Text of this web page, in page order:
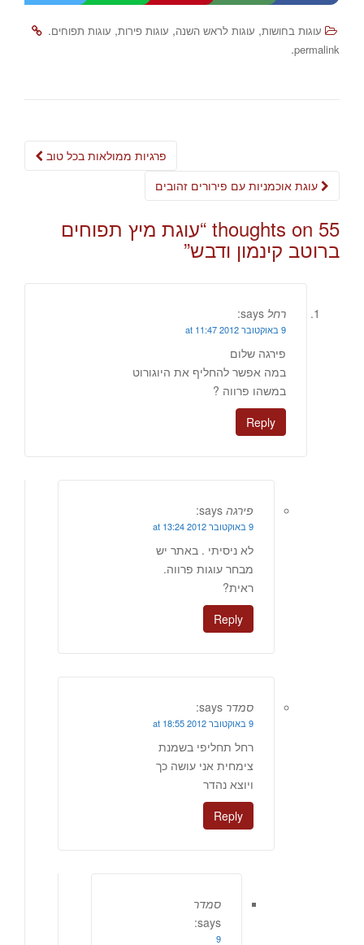
עוגות בחושות, עוגות לראש השנה, עוגות פירות, עוגות תפוחים.
permalink
.
Post
פרגיות ממולאות בכל טוב
55 thoughts on “ עוגת מיץ תפוחים
ברוטב קינמון ודבש”
רחל says:
9 באוקטובר 2012 at 11:47
פירגה שלום
במה אפשר להחליף את היוגורוט
במשהו פרווה ?
Reply
פירגה says:
9 באוקטובר 2012 at 13:24
לא ניסיתי . באתר יש
מבחר עוגות פרווה.
ראית?
Reply
סמדר says:
9 באוקטובר 2012 at 18:55
רחל תחליפי בשמנת
צימחית אני עושה כך
ויוצא נהדר
Reply
סמדר
says:
9